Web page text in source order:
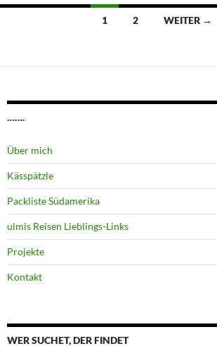
Beitragsnavigation
1 2 WEITER →
…….
Über mich
Kässpätzle
Packliste Südamerika
ulmis Reisen Lieblings-Links
Projekte
Kontakt
WER SUCHET, DER FINDET